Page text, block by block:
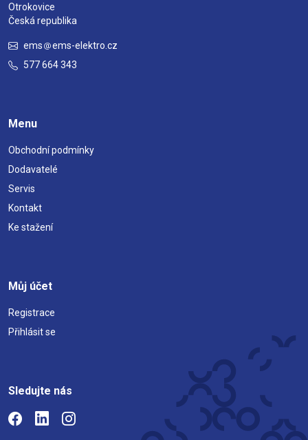
Otrokovice
Česká republika
ems
ems-elektro.cz
577 664 343
Menu
Obchodní podmínky
Dodavatelé
Servis
Kontakt
Ke stažení
Můj účet
Registrace
Přihlásit se
Sledujte nás